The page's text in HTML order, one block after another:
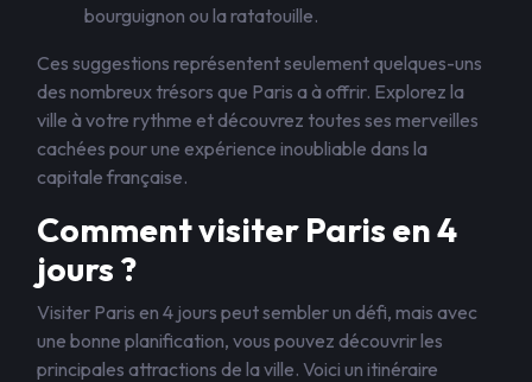
bourguignon ou la ratatouille.
Ces suggestions représentent seulement quelques-uns
des nombreux trésors que Paris a à offrir. Explorez la
ville à votre rythme et découvrez toutes ses merveilles
cachées pour une expérience inoubliable dans la
capitale française.
Comment visiter Paris en 4
jours ?
Visiter Paris en 4 jours peut sembler un défi, mais avec
une bonne planification, vous pouvez découvrir les
principales attractions de la ville. Voici un itinéraire